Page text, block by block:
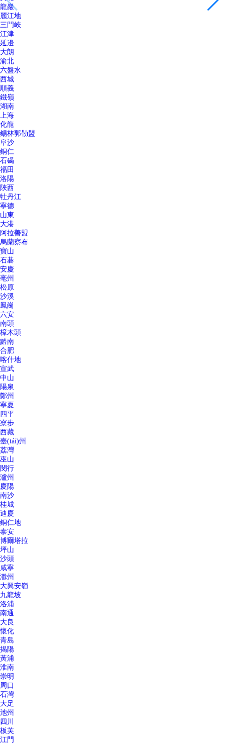
龍巖
麗江地
三門峽
江津
延邊
大朗
渝北
六盤水
西城
順義
鐵嶺
湖南
上海
化龍
錫林郭勒盟
阜沙
銅仁
石碣
福田
洛陽
陜西
牡丹江
寧德
山東
大港
阿拉善盟
烏蘭察布
寶山
石碁
安慶
亳州
松原
沙溪
鳳崗
六安
南頭
樟木頭
黔南
合肥
喀什地
宣武
中山
陽泉
鄭州
寧夏
四平
寮步
西藏
臺(tái)州
荔灣
巫山
閔行
瀘州
慶陽
南沙
桂城
迪慶
銅仁地
泰安
博爾塔拉
坪山
沙頭
咸寧
滁州
大興安嶺
九龍坡
洛浦
南通
大良
懷化
青島
揭陽
黃浦
淮南
崇明
周口
石灣
大足
池州
四川
板芙
江門